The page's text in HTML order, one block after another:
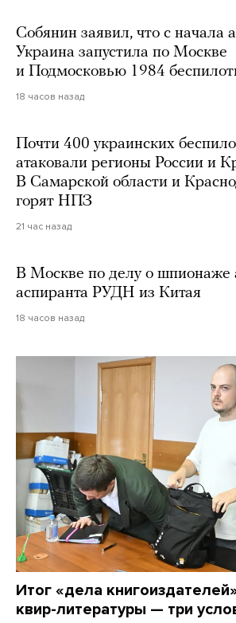
Собянин заявил, что с начала
Украина запустила по Москве
и Подмосковью 1984
18 часов назад
Почти 400 украинских
атаковали регионы России и
В Самарской области и
горят НПЗ
21 час назад
В Москве по делу о шпионаже
аспиранта РУДН из Китая
18 часов назад
Итог «дела
квир-литературы — три